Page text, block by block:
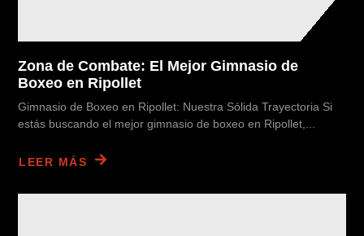
Zona de Combate: El Mejor Gimnasio de
Boxeo en Ripollet
Gimnasio de Boxeo en Ripollet: Nuestra Sólida Trayectoria Si
estás buscando el mejor gimnasio de boxeo en Ripollet,...
LEER MÁS